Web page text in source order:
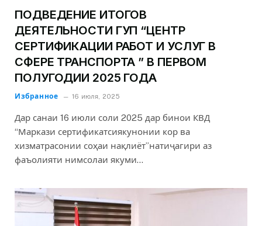
ПОДВЕДЕНИЕ ИТОГОВ
ДЕЯТЕЛЬНОСТИ ГУП “ЦЕНТР
СЕРТИФИКАЦИИ РАБОТ И УСЛУГ В
СФЕРЕ ТРАНСПОРТА ” В ПЕРВОМ
ПОЛУГОДИИ 2025 ГОДА
Избранное 16 июля, 2025
Дар санаи 16 июли соли 2025 дар бинои КВД
“Маркази сертификатсиякунонии кор ва
хизматрасонии соҳаи нақлиёт”натиҷагири аз
фаъолияти нимсолаи якуми…